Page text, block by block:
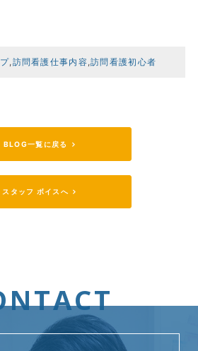
訪問看護仕事内容 ,訪問看護初心者
BLOG一覧に戻る
スタッフ ボイスへ